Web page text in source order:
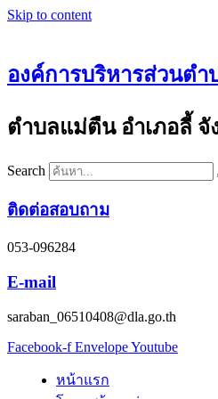
Skip to content
องค์การบริหารส่วนตำ
ตำบลแม่ตืน อำเภอลี้
Search
ติดต่อสอบถาม
053-096284
E-mail
saraban_06510408@dla.go.th
Facebook-f EnvelopeYoutube
หน้าแรก